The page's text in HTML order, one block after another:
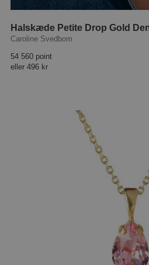
Halskæde Petite Drop Gold
Caroline Svedbom
54 560 point
eller 496 kr